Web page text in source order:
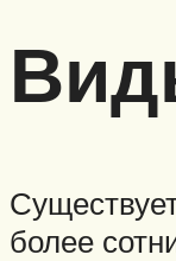
более